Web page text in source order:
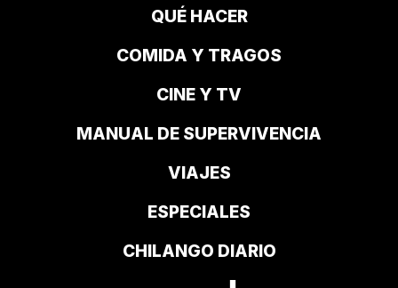
QUÉ HACER
COMIDA Y TRAGOS
CINE Y TV
MANUAL DE SUPERVIVENCIA
VIAJES
ESPECIALES
CHILANGO DIARIO